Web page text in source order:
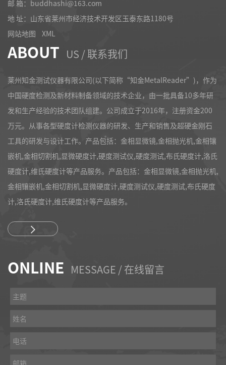
邮 箱：buddhashi@163.com
地 址：山东省莱州市经济技术开发区玉泰东路1180号
网站地图
XML
ABOUT US / 联系我们
莱州知金测试仪器有限公司(以下简称“知金MetalReader”)，作为
中国硬度检测及新材料制备领域的技术企业，由一批具备10多年研
发和生产经验的技术团队组建。公司成立于2016年，注册资金200
万元。从事各型硬度计检测仪器的研发、生产和销售及超硬金刚石
工具的研发与设计工作。产品包括：金相显微镜,金相抛光机,金相镶
嵌机,金相切割机,显微硬度计,硬度测试仪,硬度测试,布氏硬度计,洛氏
硬度计,维氏硬度计等产品服务。产品包括：金相显微镜,金相抛光机,
金相镶嵌机,金相切割机,显微硬度计,硬度测试仪,硬度测试,布氏硬度
计,洛氏硬度计,维氏硬度计等产品服务。
ONLINE MESSAGE / 在线留言